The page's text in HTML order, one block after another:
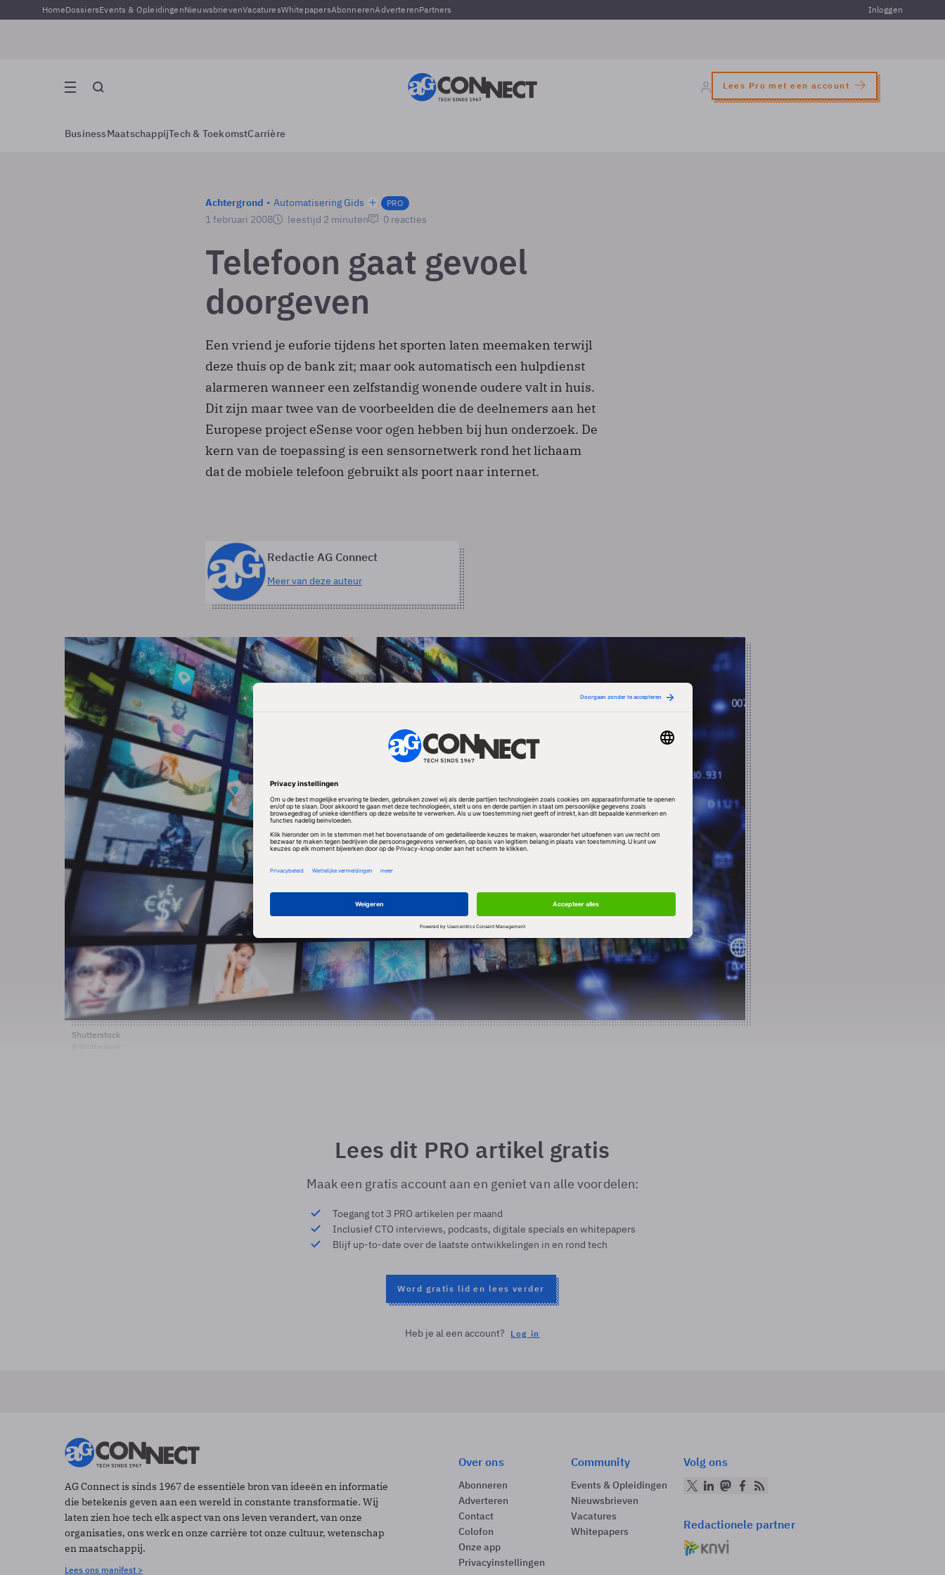
HomeDossiersEvents & OpleidingenNieuwsbrievenVacaturesWhitepapersAbonnerenAdverterenPartners Inloggen
Lees Pro met een account
BusinessMaatschappijTech & ToekomstCarrière
Achtergrond Automatisering Gids PRO
1 februari 2008 leestijd 2 minuten 0 reacties
Telefoon gaat gevoel
doorgeven
Een vriend je euforie tijdens het sporten laten meemaken terwijl
deze thuis op de bank zit; maar ook automatisch een hulpdienst
alarmeren wanneer een zelfstandig wonende oudere valt in huis.
Dit zijn maar twee van de voorbeelden die de deelnemers aan het
Europese project eSense voor ogen hebben bij hun onderzoek. De
kern van de toepassing is een sensornetwerk rond het lichaam
dat de mobiele telefoon gebruikt als poort naar internet.
Redactie AG Connect
Meer van deze auteur
Shutterstock
Lees dit PRO artikel gratis
Maak een gratis account aan en geniet van alle voordelen:
Toegang tot 3 PRO artikelen per maand
Inclusief CTO interviews, podcasts, digitale specials en whitepapers
Blijf up-to-date over de laatste ontwikkelingen in en rond tech
Word gratis lid en lees verder
Heb je al een account? Log in
AG Connect is sinds 1967 de essentiële bron van ideeën en informatie
die betekenis geven aan een wereld in constante transformatie. Wij
laten zien hoe tech elk aspect van ons leven verandert, van onze
organisaties, ons werk en onze carrière tot onze cultuur, wetenschap
en maatschappij.
Lees ons manifest >
Over ons
Abonneren
Adverteren
Contact
Colofon
Onze app
Privacyinstellingen
Community
Events & Opleidingen
Nieuwsbrieven
Vacatures
Whitepapers
Volg ons
Redactionele partner